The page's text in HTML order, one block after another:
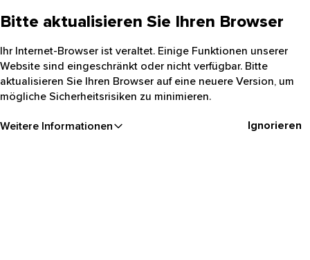
Bitte aktualisieren Sie Ihren Browser
Ihr Internet-Browser ist veraltet. Einige Funktionen unserer
Website sind eingeschränkt oder nicht verfügbar. Bitte
aktualisieren Sie Ihren Browser auf eine neuere Version, um
mögliche Sicherheitsrisiken zu minimieren.
Weitere Informationen Ignorieren